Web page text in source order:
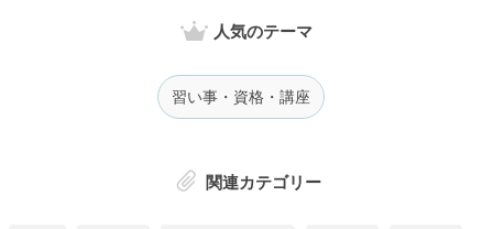
人気のテーマ
習い事・資格・講座
関連カテゴリー